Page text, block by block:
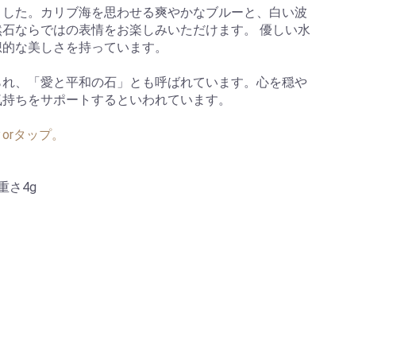
た。カリブ海を思わせる爽やかなブルーと、白い波
ならではの表情をお楽しみいただけます。 優しい水
な美しさを持っています。
、「愛と平和の石」とも呼ばれています。心を穏や
ちをサポートするといわれています。
タップ。
さ4g